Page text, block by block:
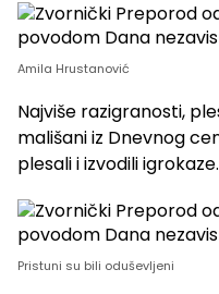
Amila Hrustanović
Najviše razigranosti,
mališani iz Dnevnog
plesali i izvodili igrokaze.
Pristuni su bili oduševljeni